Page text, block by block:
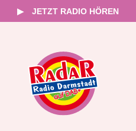
▶ JETZT RADIO HÖREN